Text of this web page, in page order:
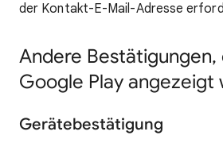
der Kontakt-E-Mail-Adresse
Andere Bestätigungen,
Google Play angezeigt
Gerätebestätigung